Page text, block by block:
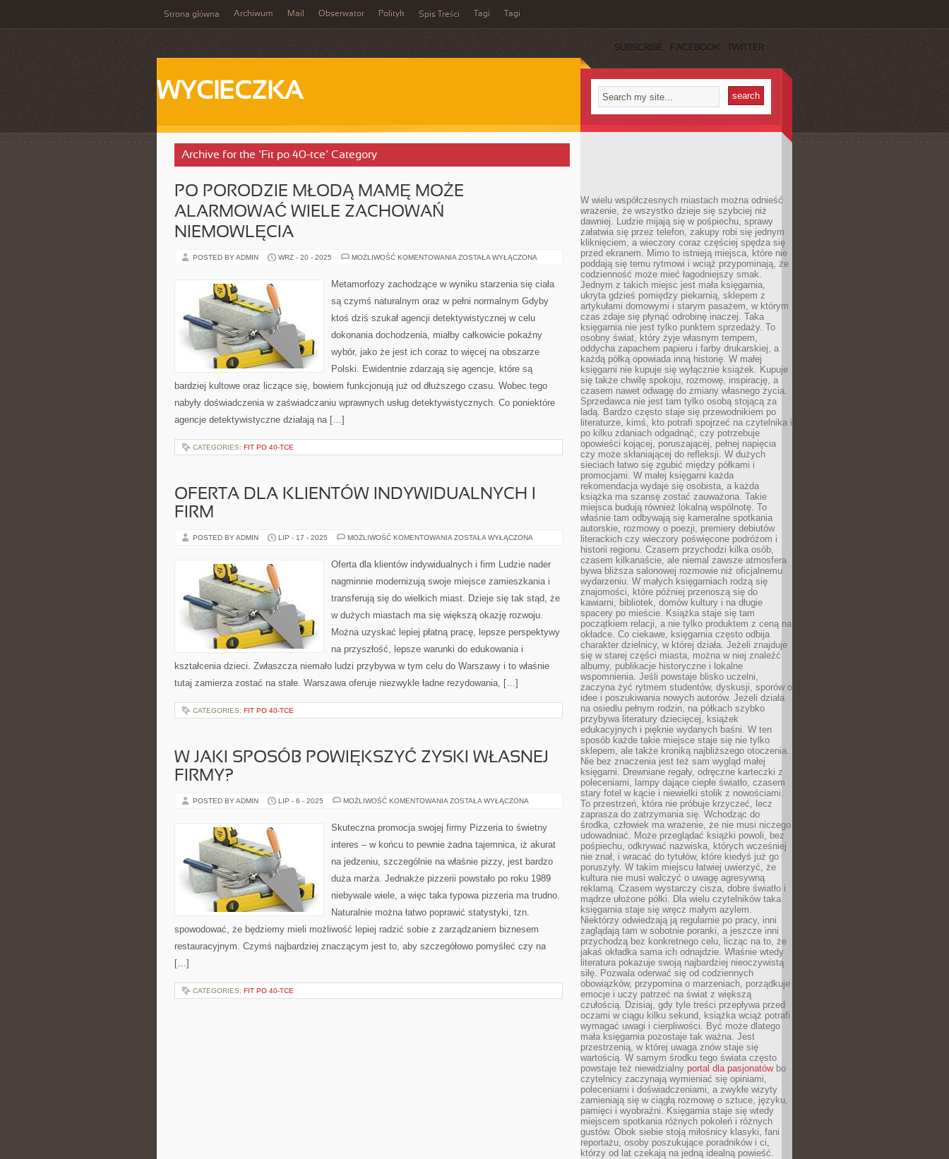
Strona główna Archiwum Mail Obserwator Polityk Spis Treści Tagi Tagi
SUBSCRIBE FACEBOOK TWITTER
WYCIECZKA
Archive for the ‘Fit po 40-tce’ Category
PO PORODZIE MŁODĄ MAMĘ MOŻE
ALARMOWAĆ WIELE ZACHOWAŃ
NIEMOWLĘCIA
POSTED BY ADMIN WRZ - 20 - 2025 MOŻLIWOŚĆ KOMENTOWANIA PO
MAMĘ
MOŻE
WIELE
NIEMOWLĘCIA
ZOSTAŁA WYŁĄCZONA
Metamorfozy zachodzące w wyniku starzenia się ciała
są czymś naturalnym oraz w pełni normalnym Gdyby
ktoś dziś szukał agencji detektywistycznej w celu
dokonania dochodzenia, miałby całkowicie pokaźny
wybór, jako że jest ich coraz to więcej na obszarze
Polski. Ewidentnie zdarzają się agencje, które są
bardziej kultowe oraz liczące się, bowiem funkcjonują już od dłuższego czasu. Wobec tego
nabyły doświadczenia w zaświadczaniu wprawnych usług detektywistycznych. Co poniektóre
agencje detektywistyczne działają na […]
CATEGORIES: FIT PO 40-TCE
OFERTA DLA KLIENTÓW INDYWIDUALNYCH I
FIRM
POSTED BY ADMIN LIP - 17 - 2025 MOŻLIWOŚĆ KOMENTOWANIA OFERTA
INDYWIDUALNYCH
I
ZOSTAŁA WYŁĄCZONA
Oferta dla klientów indywidualnych i firm Ludzie nader
nagminnie modernizują swoje miejsce zamieszkania i
transferują się do wielkich miast. Dzieje się tak stąd, że
w dużych miastach ma się większą okazję rozwoju.
Można uzyskać lepiej płatną pracę, lepsze perspektywy
na przyszłość, lepsze warunki do edukowania i
kształcenia dzieci. Zwłaszcza niemało ludzi przybywa w tym celu do Warszawy i to właśnie
tutaj zamierza zostać na stałe. Warszawa oferuje niezwykle ładne rezydowania, […]
CATEGORIES: FIT PO 40-TCE
W JAKI SPOSÓB POWIĘKSZYĆ ZYSKI WŁASNEJ
FIRMY?
POSTED BY ADMIN LIP - 6 - 2025 MOŻLIWOŚĆ KOMENTOWANIA W
POWIĘKSZYĆ
ZYSKI
FIRMY?
ZOSTAŁA WYŁĄCZONA
Skuteczna promocja swojej firmy Pizzeria to świetny
interes – w końcu to pewnie żadna tajemnica, iż akurat
na jedzeniu, szczególnie na właśnie pizzy, jest bardzo
duża marża. Jednakże pizzerii powstało po roku 1989
niebywale wiele, a więc taka typowa pizzeria ma trudno.
Naturalnie można łatwo poprawić statystyki, tzn.
spowodować, że będziemy mieli możliwość lepiej radzić sobie z zarządzaniem biznesem
restauracyjnym. Czymś najbardziej znaczącym jest to, aby szczegółowo pomyśleć czy na
[…]
CATEGORIES: FIT PO 40-TCE
W wielu współczesnych miastach można odnieść
wrażenie, że wszystko dzieje się szybciej niż
dawniej. Ludzie mijają się w pośpiechu, sprawy
załatwia się przez telefon, zakupy robi się jednym
kliknięciem, a wieczory coraz częściej spędza się
przed ekranem. Mimo to istnieją miejsca, które nie
poddają się temu rytmowi i wciąż przypominają, że
codzienność może mieć łagodniejszy smak.
Jednym z takich miejsc jest mała księgarnia,
ukryta gdzieś pomiędzy piekarnią, sklepem z
artykułami domowymi i starym pasażem, w którym
czas zdaje się płynąć odrobinę inaczej. Taka
księgarnia nie jest tylko punktem sprzedaży. To
osobny świat, który żyje własnym tempem,
oddycha zapachem papieru i farby drukarskiej, a
każdą półką opowiada inną historię. W małej
księgarni nie kupuje się wyłącznie książek. Kupuje
się także chwilę spokoju, rozmowę, inspirację, a
czasem nawet odwagę do zmiany własnego życia.
Sprzedawca nie jest tam tylko osobą stojącą za
ladą. Bardzo często staje się przewodnikiem po
literaturze, kimś, kto potrafi spojrzeć na czytelnika i
po kilku zdaniach odgadnąć, czy potrzebuje
opowieści kojącej, poruszającej, pełnej napięcia
czy może skłaniającej do refleksji. W dużych
sieciach łatwo się zgubić między półkami i
promocjami. W małej księgarni każda
rekomendacja wydaje się osobista, a każda
książka ma szansę zostać zauważona. Takie
miejsca budują również lokalną wspólnotę. To
właśnie tam odbywają się kameralne spotkania
autorskie, rozmowy o poezji, premiery debiutów
literackich czy wieczory poświęcone podróżom i
historii regionu. Czasem przychodzi kilka osób,
czasem kilkanaście, ale niemal zawsze atmosfera
bywa bliższa salonowej rozmowie niż oficjalnemu
wydarzeniu. W małych księgarniach rodzą się
znajomości, które później przenoszą się do
kawiarni, bibliotek, domów kultury i na długie
spacery po mieście. Książka staje się tam
początkiem relacji, a nie tylko produktem z ceną na
okładce. Co ciekawe, księgarnia często odbija
charakter dzielnicy, w której działa. Jeżeli znajduje
się w starej części miasta, można w niej znaleźć
albumy, publikacje historyczne i lokalne
wspomnienia. Jeśli powstaje blisko uczelni,
zaczyna żyć rytmem studentów, dyskusji, sporów o
idee i poszukiwania nowych autorów. Jeżeli działa
na osiedlu pełnym rodzin, na półkach szybko
przybywa literatury dziecięcej, książek
edukacyjnych i pięknie wydanych baśni. W ten
sposób każde takie miejsce staje się nie tylko
sklepem, ale także kroniką najbliższego otoczenia.
Nie bez znaczenia jest też sam wygląd małej
księgarni. Drewniane regały, odręczne karteczki z
poleceniami, lampy dające ciepłe światło, czasem
stary fotel w kącie i niewielki stolik z nowościami.
To przestrzeń, która nie próbuje krzyczeć, lecz
zaprasza do zatrzymania się. Wchodząc do
środka, człowiek ma wrażenie, że nie musi niczego
udowadniać. Może przeglądać książki powoli, bez
pośpiechu, odkrywać nazwiska, których wcześniej
nie znał, i wracać do tytułów, które kiedyś już go
poruszyły. W takim miejscu łatwiej uwierzyć, że
kultura nie musi walczyć o uwagę agresywną
reklamą. Czasem wystarczy cisza, dobre światło i
mądrze ułożone półki. Dla wielu czytelników taka
księgarnia staje się wręcz małym azylem.
Niektórzy odwiedzają ją regularnie po pracy, inni
zaglądają tam w sobotnie poranki, a jeszcze inni
przychodzą bez konkretnego celu, licząc na to, że
jakaś okładka sama ich odnajdzie. Właśnie wtedy
literatura pokazuje swoją najbardziej nieoczywistą
siłę. Pozwala oderwać się od codziennych
obowiązków, przypomina o marzeniach, porządkuje
emocje i uczy patrzeć na świat z większą
czułością. Dzisiaj, gdy tyle treści przepływa przed
oczami w ciągu kilku sekund, książka wciąż potrafi
wymagać uwagi i cierpliwości. Być może dlatego
mała księgarnia pozostaje tak ważna. Jest
przestrzenią, w której uwaga znów staje się
wartością. W samym środku tego świata często
powstaje też niewidzialny portal dla pasjonatówbo
czytelnicy zaczynają wymieniać się opiniami,
poleceniami i doświadczeniami, a zwykłe wizyty
zamieniają się w ciągłą rozmowę o sztuce, języku,
pamięci i wyobraźni. Księgarnia staje się wtedy
miejscem spotkania różnych pokoleń i różnych
gustów. Obok siebie stoją miłośnicy klasyki, fani
reportażu, osoby poszukujące poradników i ci,
którzy od lat czekają na jedną idealną powieść.